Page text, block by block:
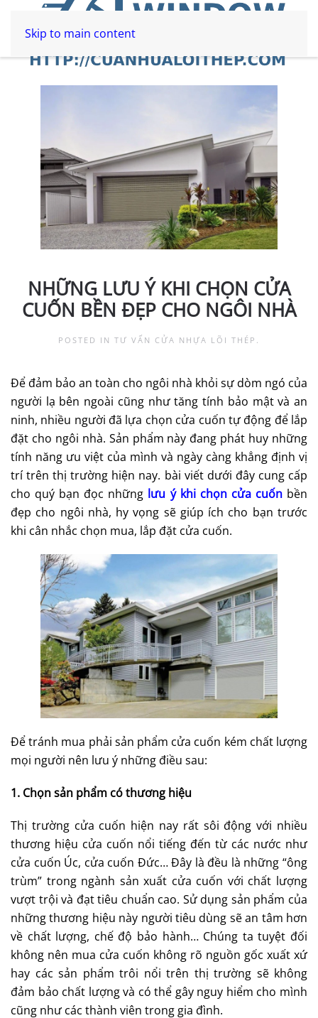
Skip to main content
NHỮNG LƯU Ý KHI CHỌN CỬA
CUỐN BỀN ĐẸP CHO NGÔI NHÀ
POSTED IN TƯ VẤN CỬA NHỰA LÕI THÉP
Để đảm bảo an toàn cho ngôi nhà khỏi sự dòm ngó của
người lạ bên ngoài cũng như tăng tính bảo mật và an
ninh, nhiều người đã lựa chọn cửa cuốn tự động để lắp
đặt cho ngôi nhà. Sản phẩm này đang phát huy những
tính năng ưu việt của mình và ngày càng khẳng định vị
trí trên thị trường hiện nay. bài viết dưới đây cung cấp
cho quý bạn đọc những lưu ý khi chọn cửa cuốnbền
đẹp cho ngôi nhà, hy vọng sẽ giúp ích cho bạn trước
khi cân nhắc chọn mua, lắp đặt cửa cuốn.
Để tránh mua phải sản phẩm cửa cuốn kém chất lượng
mọi người nên lưu ý những điều sau:
1. Chọn sản phẩm có thương hiệu
Thị trường cửa cuốn hiện nay rất sôi động với nhiều
thương hiệu cửa cuốn nổi tiếng đến từ các nước như
cửa cuốn Úc, cửa cuốn Đức… Đây là đều là những “ông
trùm” trong ngành sản xuất cửa cuốn với chất lượng
vượt trội và đạt tiêu chuẩn cao. Sử dụng sản phẩm của
những thương hiệu này người tiêu dùng sẽ an tâm hơn
về chất lượng, chế độ bảo hành… Chúng ta tuyệt đối
không nên mua cửa cuốn không rõ nguồn gốc xuất xứ
hay các sản phẩm trôi nổi trên thị trường sẽ không
đảm bảo chất lượng và có thể gây nguy hiểm cho mình
cũng như các thành viên trong gia đình.